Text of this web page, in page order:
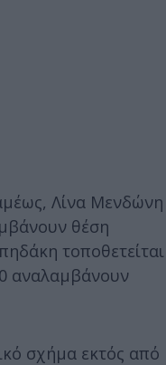
Λίνα Μενδώνη
θέση
τοποθετείται
αναλαμβάνουν
σχήμα εκτός από